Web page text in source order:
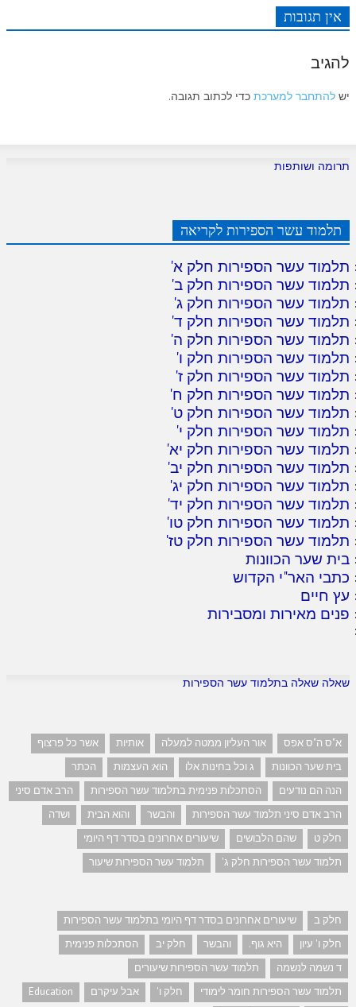
אין תגובות
להגיב
יש להתחבר למערכת כדי לכתוב תגובה.
תרומה ושותפות
תלמוד עשר הספירות לקריאה
תלמוד עשר הספירות חלק א'
תלמוד עשר הספירות חלק ב'
תלמוד עשר הספירות חלק ג'
תלמוד עשר הספירות חלק ד'
תלמוד עשר הספירות חלק ה'
תלמוד עשר הספירות חלק ו'
תלמוד עשר הספירות חלק ז'
תלמוד עשר הספירות חלק ח'
תלמוד עשר הספירות חלק ט'
תלמוד עשר הספירות חלק י'
תלמוד עשר הספירות חלק יא'
תלמוד עשר הספירות חלק יב'
תלמוד עשר הספירות חלק יג'
תלמוד עשר הספירות חלק יד'
תלמוד עשר הספירות חלק טו'
תלמוד עשר הספירות חלק טז'
בית שער הכוונות
כתבי האר"י הקדוש
עץ חיים
פנים מאירות ומסבירות
שאלה שאלה בתלמוד עשר הספירות
א"ס ה"ס אפס אור העליון ממטה למעלה אותיות
אשר כל פרצוף
בית שער הכוונות
ג וכל בחינות אלו הוא: העצמות
הכתר
הנה הם נודעים
הסתכלות פנימית בתלמוד עשר הספירות
הרב אדם סיני
הרב אדם סיני תלמוד עשר הספירות
והבשר והוא הבית
ושדה
חלק ט
שהם הלבושים
שיעורים אחרונים בסדר דף היומי
תלמוד עשר הספירות חלק ג'
תלמוד עשר הספירות שיעור
חלק ב
שיעורים אחרונים בסדר דף היומי בתלמוד עשר הספירות
חלק ו' עיון
היא גוף. והבשר חלק יב
הסתכלות פנימית
ד נשמה לנשמה
תלמוד עשר הספירות שיעורים
תלמוד עשר הספירות חומר לימודי
חלק ו' אבל עיקרם
Education